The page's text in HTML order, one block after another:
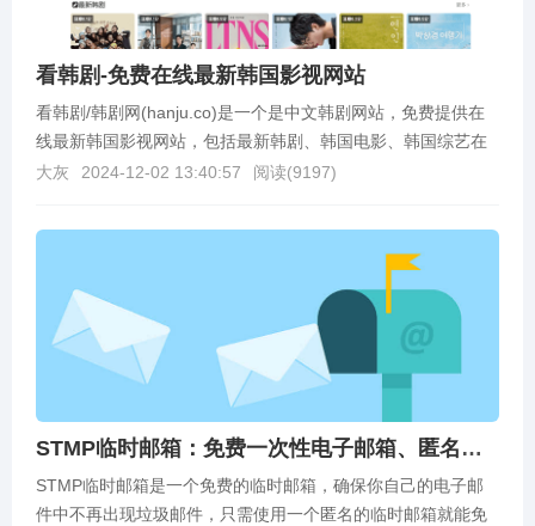
看韩剧-免费在线最新韩国影视网站
看韩剧/韩剧网(hanju.co)是一个是中文韩剧网站，免费提供在
线最新韩国影视网站，包括最新韩剧、韩国电影、韩国综艺在
线观看、韩剧排行榜等等，免注册即可在线观...
大灰 2024-12-02 13:40:57 阅读(9197)
STMP临时邮箱：免费一次性电子邮箱、匿名邮箱
STMP临时邮箱是一个免费的临时邮箱，确保你自己的电子邮
件中不再出现垃圾邮件，只需使用一个匿名的临时邮箱就能免